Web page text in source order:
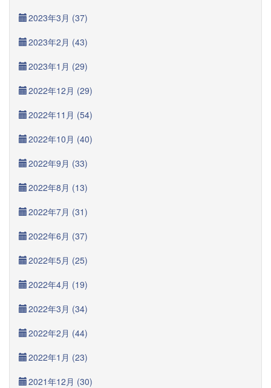
2023年3月 (37)
2023年2月 (43)
2023年1月 (29)
2022年12月 (29)
2022年11月 (54)
2022年10月 (40)
2022年9月 (33)
2022年8月 (13)
2022年7月 (31)
2022年6月 (37)
2022年5月 (25)
2022年4月 (19)
2022年3月 (34)
2022年2月 (44)
2022年1月 (23)
2021年12月 (30)